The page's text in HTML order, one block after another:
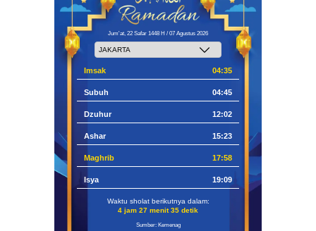
Jum'at, 22 Safar 1448 H / 07 Agustus 2026
Imsak 04:35
Subuh 04:45
Dzuhur 12:02
Ashar 15:23
Maghrib 17:58
Isya 19:09
Waktu sholat berikutnya dalam:
4 jam 27 menit 34 detik
Sumber: Kemenag